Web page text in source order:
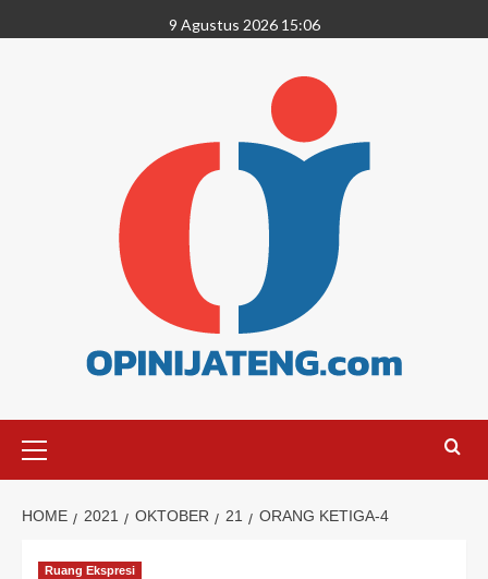
9 Agustus 2026 15:06
HOME 2021 OKTOBER 21 ORANG KETIGA-4
Ruang Ekspresi